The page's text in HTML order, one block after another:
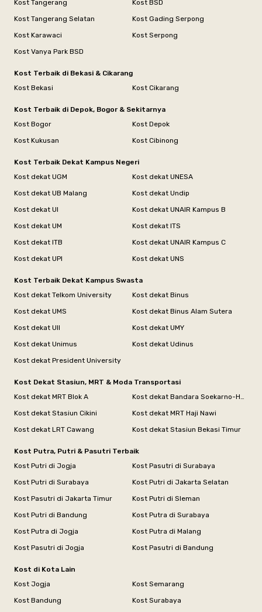
Kost Tangerang
Kost BSD
Kost Tangerang Selatan
Kost Gading Serpong
Kost Karawaci
Kost Serpong
Kost Vanya Park BSD
Kost Terbaik di Bekasi & Cikarang
Kost Bekasi
Kost Cikarang
Kost Terbaik di Depok, Bogor & Sekitarnya
Kost Bogor
Kost Depok
Kost Kukusan
Kost Cibinong
Kost Terbaik Dekat Kampus Negeri
Kost dekat UGM
Kost dekat UNESA
Kost dekat UB Malang
Kost dekat Undip
Kost dekat UI
Kost dekat UNAIR Kampus B
Kost dekat UM
Kost dekat ITS
Kost dekat ITB
Kost dekat UNAIR Kampus C
Kost dekat UPI
Kost dekat UNS
Kost Terbaik Dekat Kampus Swasta
Kost dekat Telkom University
Kost dekat Binus
Kost dekat UMS
Kost dekat Binus Alam Sutera
Kost dekat UII
Kost dekat UMY
Kost dekat Unimus
Kost dekat Udinus
Kost dekat President University
Kost Dekat Stasiun, MRT & Moda Transportasi
Kost dekat MRT Blok A
Kost dekat Bandara Soekarno-Hatta
Kost dekat Stasiun Cikini
Kost dekat MRT Haji Nawi
Kost dekat LRT Cawang
Kost dekat Stasiun Bekasi Timur
Kost Putra, Putri & Pasutri Terbaik
Kost Putri di Jogja
Kost Pasutri di Surabaya
Kost Putri di Surabaya
Kost Putri di Jakarta Selatan
Kost Pasutri di Jakarta Timur
Kost Putri di Sleman
Kost Putri di Bandung
Kost Putra di Surabaya
Kost Putra di Jogja
Kost Putra di Malang
Kost Pasutri di Jogja
Kost Pasutri di Bandung
Kost di Kota Lain
Kost Jogja
Kost Semarang
Kost Bandung
Kost Surabaya